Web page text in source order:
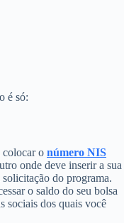
é só:
colocar o número NIS
onde deve inserir a sua
solicitação do programa.
o saldo do seu bolsa
sociais dos quais você